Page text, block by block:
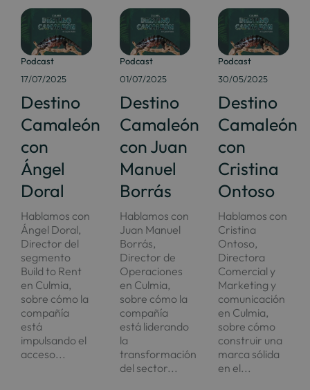
Podcast
17/07/2025
Destino
Camaleón
con
Ángel
Doral
Hablamos con
Ángel Doral,
Director del
segmento
Build to Rent
en Culmia,
sobre cómo la
compañía
está
impulsando el
acceso...
Podcast
01/07/2025
Destino
Camaleón
con Juan
Manuel
Borrás
Hablamos con
Juan Manuel
Borrás,
Director de
Operaciones
en Culmia,
sobre cómo la
compañía
está liderando
la
transformación
del sector...
Podcast
30/05/2025
Destino
Camaleón
con
Cristina
Ontoso
Hablamos con
Cristina
Ontoso,
Directora
Comercial y
Marketing y
comunicación
en Culmia,
sobre cómo
construir una
marca sólida
en el...